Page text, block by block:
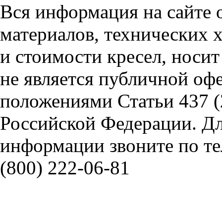
Вся информация на сайте
материалов, технических
и стоимости кресел,
не является публичной
положениями Статьи 437
Российской Федерации.
информации звоните по
(800) 222-06-81